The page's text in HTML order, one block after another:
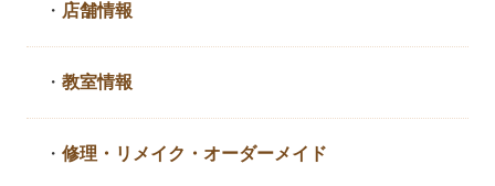
・ 店舗情報
・教室情報
・修理・リメイク・ オーダーメイド